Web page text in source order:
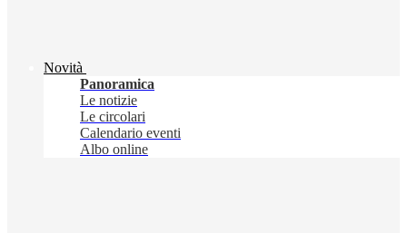
Novità
Panoramica
Le notizie
Le circolari
Calendario eventi
Albo online